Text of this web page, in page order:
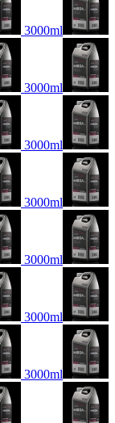
3000ml
3000ml
3000ml
3000ml
3000ml
3000ml
3000ml